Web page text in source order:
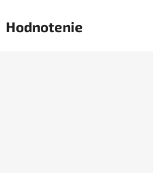
Hodnotenie